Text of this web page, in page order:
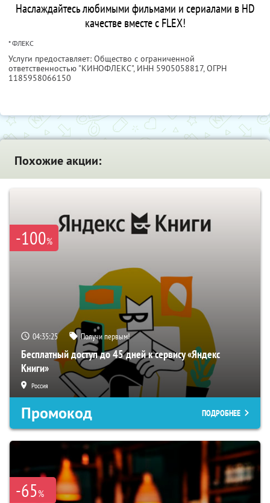
Наслаждайтесь любимыми фильмами и сериалами в HD
качестве вместе с FLEX!
* ФЛЕКС
Услуги предоставляет: Общество с ограниченной
ответственностью "КИНОФЛЕКС", ИНН 5905058817, ОГРН
1185958066150
Похожие акции:
-100%
04:35:24 Получи первым!
Бесплатный доступ до 45 дней к сервису «Яндекс
Книги»
Россия
Промокод ПОДРОБНЕЕ
-65%